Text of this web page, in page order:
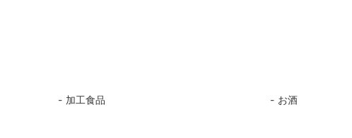
加工食品 お酒